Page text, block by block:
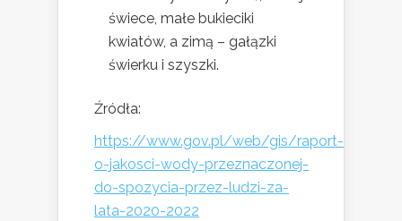
świece, małe bukieciki
kwiatów, a zimą – gałązki
świerku i szyszki.
Źródła:
https://www.gov.pl/web/gis/raport-
o-jakosci-wody-przeznaczonej-
do-spozycia-przez-ludzi-za-
lata-2020-2022